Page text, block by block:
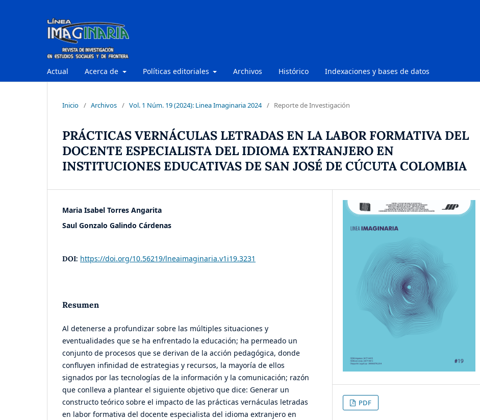
Actual Acerca de Políticas editoriales Archivos Histórico Indexaciones y bases de datos
Inicio / Archivos / Vol. 1 Núm. 19 (2024): Linea Imaginaria 2024 / Reporte de Investigación
PRÁCTICAS VERNÁCULAS LETRADAS EN LA LABOR FORMATIVA DEL
DOCENTE ESPECIALISTA DEL IDIOMA EXTRANJERO EN
INSTITUCIONES EDUCATIVAS DE SAN JOSÉ DE CÚCUTA COLOMBIA
Maria Isabel Torres Angarita
Saul Gonzalo Galindo Cárdenas
DOI: https://doi.org/10.56219/lneaimaginaria.v1i19.3231
Resumen
Al detenerse a profundizar sobre las múltiples situaciones y
eventualidades que se ha enfrentado la educación; ha permeado un
conjunto de procesos que se derivan de la acción pedagógica, donde
confluyen infinidad de estrategias y recursos, la mayoría de ellos
signados por las tecnologías de la información y la comunicación; razón
que conlleva a plantear el siguiente objetivo que dice: Generar un
constructo teórico sobre el impacto de las prácticas vernáculas letradas
en labor formativa del docente especialista del idioma extranjero en
PDF